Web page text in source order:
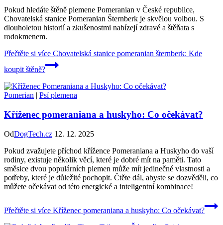
Pokud hledáte štěně plemene Pomeranian v České republice,
Chovatelská stanice Pomeranian Šternberk je skvělou volbou. S
dlouholetou historií a zkušenostmi nabízejí zdravé a štěňata s
rodokmenem.
Přečtěte si více Chovatelská stanice pomeranian šternberk: Kde
koupit štěně?
Pomerian | Psí plemena
Kříženec pomeraniana a huskyho: Co očekávat?
OdDogTech.cz 12. 12. 2025
Pokud zvažujete příchod křížence Pomeraniana a Huskyho do vaší
rodiny, existuje několik věcí, které je dobré mít na paměti. Tato
směsice dvou populárních plemen může mít jedinečné vlastnosti a
potřeby, které je důležité pochopit. Čtěte dál, abyste se dozvěděli, co
můžete očekávat od této energické a inteligentní kombinace!
Přečtěte si více Kříženec pomeraniana a huskyho: Co očekávat?